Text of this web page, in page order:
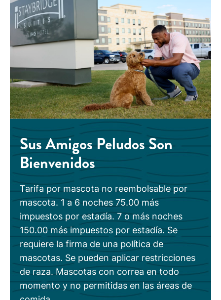
Sus Amigos Peludos Son
Bienvenidos
Tarifa por mascota no reembolsable por
mascota. 1 a 6 noches 75.00 más
impuestos por estadía. 7 o más noches
150.00 más impuestos por estadía. Se
requiere la firma de una política de
mascotas. Se pueden aplicar restricciones
de raza. Mascotas con correa en todo
momento y no permitidas en las áreas de